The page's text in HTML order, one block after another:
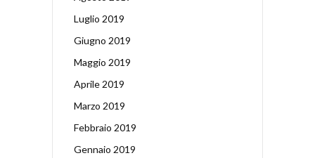
Luglio 2019
Giugno 2019
Maggio 2019
Aprile 2019
Marzo 2019
Febbraio 2019
Gennaio 2019